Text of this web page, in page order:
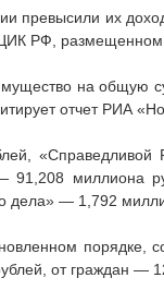
превысили их
РФ, размещенном
на общую
отчет РИА
миллиона
дела» — 1,792
порядке,
от граждан —